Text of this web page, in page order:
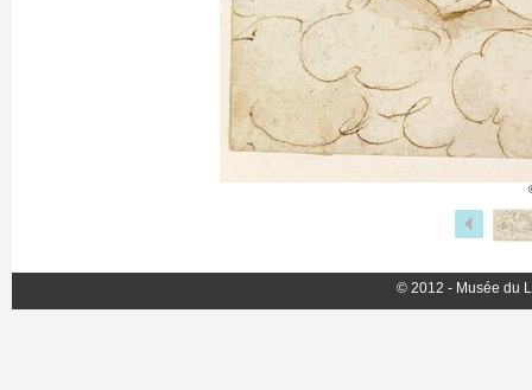
© 2012 - Musée du